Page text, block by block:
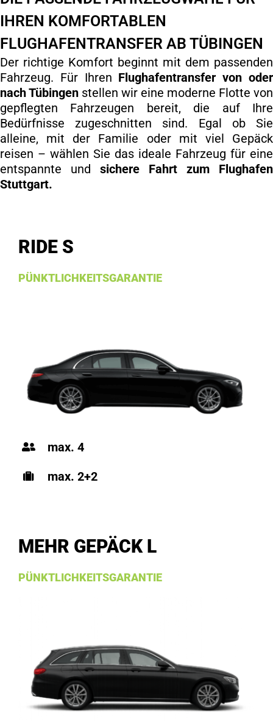
IHREN KOMFORTABLEN
FLUGHAFENTRANSFER AB TÜBINGEN
Der richtige Komfort beginnt mit dem passenden
Fahrzeug. Für Ihren Flughafentransfer von oder
nach Tübingen stellen wir eine moderne Flotte von
gepflegten Fahrzeugen bereit, die auf Ihre
Bedürfnisse zugeschnitten sind. Egal ob Sie
alleine, mit der Familie oder mit viel Gepäck
reisen – wählen Sie das ideale Fahrzeug für eine
entspannte und sichere Fahrt zum Flughafen
Stuttgart.
RIDE S
PÜNKTLICHKEITSGARANTIE
max. 4
max. 2+2
MEHR GEPÄCK L
PÜNKTLICHKEITSGARANTIE